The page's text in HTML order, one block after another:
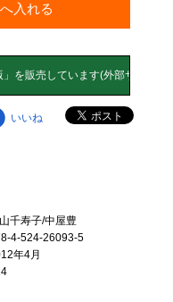
入れる
いいね
山千寿子/中屋豊
4-524-26093-5
年4月